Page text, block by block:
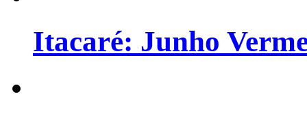
Itacaré: Junho